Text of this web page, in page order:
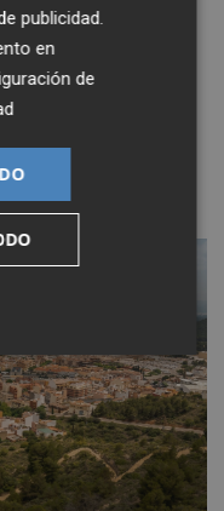
de proceso de
destinado a
de 1.637
ubicarán las
eléctricos
publicidad
en
de